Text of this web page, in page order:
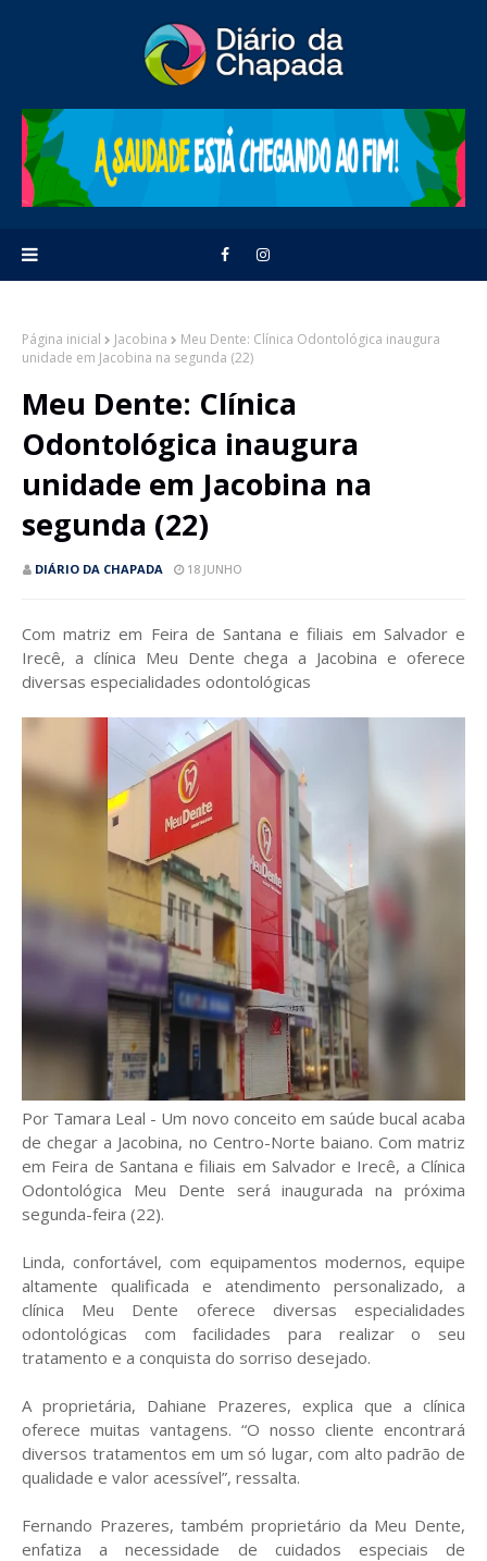
Página inicial Jacobina
Meu Dente: Clínica Odontológica inaugura
unidade em Jacobina na segunda (22)
Meu Dente: Clínica
Odontológica inaugura
unidade em Jacobina na
segunda (22)
DIÁRIO DA CHAPADA 18 JUNHO
Com matriz em Feira de Santana e filiais em Salvador e
Irecê, a clínica Meu Dente chega a Jacobina e oferece
diversas especialidades odontológicas
Por Tamara Leal - Um novo conceito em saúde bucal acaba
de chegar a Jacobina, no Centro-Norte baiano. Com matriz
em Feira de Santana e filiais em Salvador e Irecê, a Clínica
Odontológica Meu Dente será inaugurada na próxima
segunda-feira (22).
Linda, confortável, com equipamentos modernos, equipe
altamente qualificada e atendimento personalizado, a
clínica Meu Dente oferece diversas especialidades
odontológicas com facilidades para realizar o seu
tratamento e a conquista do sorriso desejado.
A proprietária, Dahiane Prazeres, explica que a clínica
oferece muitas vantagens. “O nosso cliente encontrará
diversos tratamentos em um só lugar, com alto padrão de
qualidade e valor acessível”, ressalta.
Fernando Prazeres, também proprietário da Meu Dente,
enfatiza a necessidade de cuidados especiais de